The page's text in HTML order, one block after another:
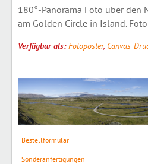
180°-Panorama Foto über
am Golden Circle in Island.
Verfügbar als:Fotoposter, Canvas-
Bestellformular
Sonderanfertigungen